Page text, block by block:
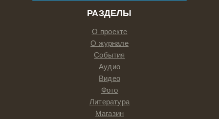
РАЗДЕЛЫ
О проекте
О журнале
События
Аудио
Видео
Фото
Литература
Магазин